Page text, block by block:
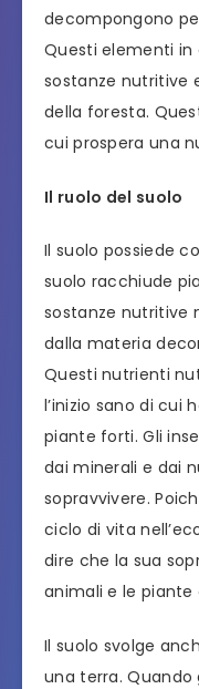
decompongono
Questi elementi in
sostanze nutritive
della foresta.
cui prospera una
Il ruolo del suolo
Il suolo possiede
suolo racchiude
sostanze nutritive
dalla materia
Questi nutrienti
l’inizio sano di cui
piante forti. Gli
dai minerali e dai
sopravvivere.
ciclo di vita
dire che la sua
animali e le
Il suolo svolge
una terra. Quando